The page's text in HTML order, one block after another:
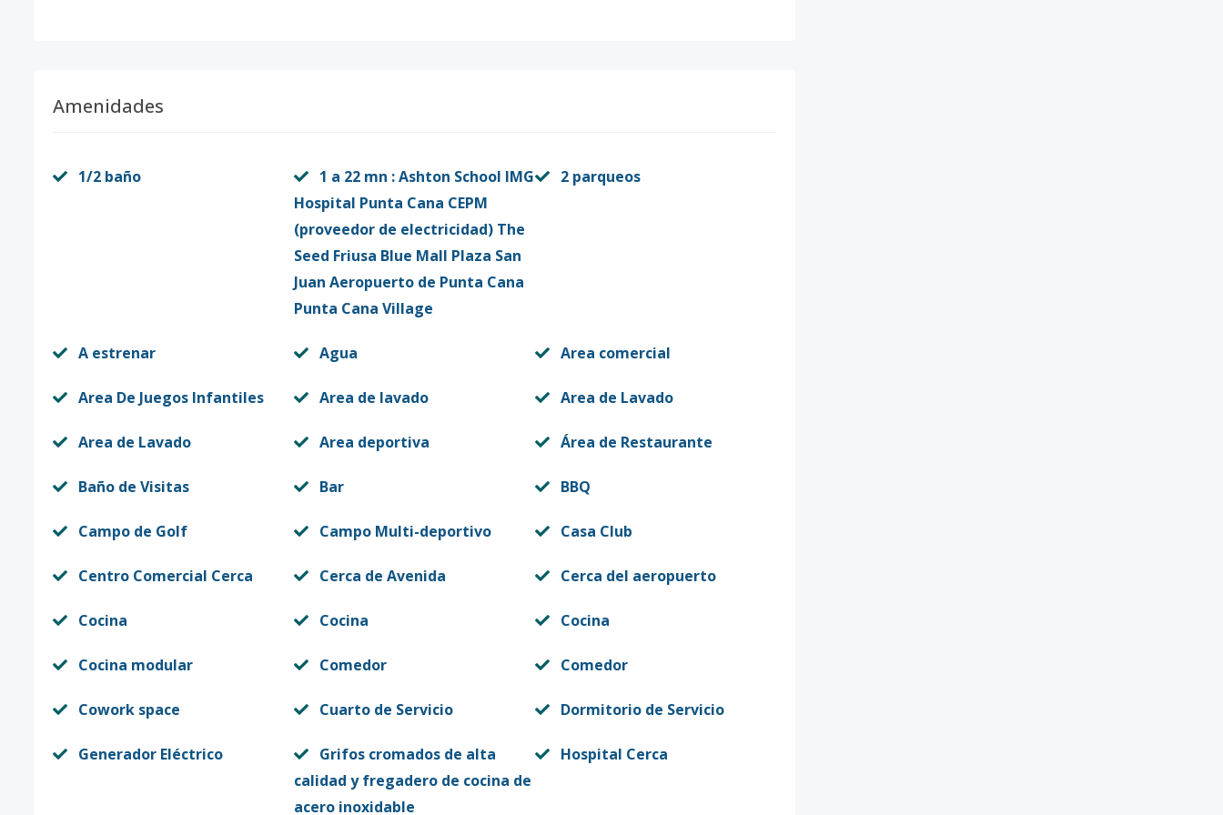
Amenidades
1/2 baño
1 a 22 mn : Ashton School IMG
Hospital Punta Cana CEPM
(proveedor de electricidad) The
Seed Friusa Blue Mall Plaza San
Juan Aeropuerto de Punta Cana
Punta Cana Village
2 parqueos
A estrenar Agua Area comercial
Area De Juegos Infantiles Area de lavado Area de Lavado
Area de Lavado Area deportiva Área de Restaurante
Baño de Visitas Bar BBQ
Campo de Golf Campo Multi-deportivo Casa Club
Centro Comercial Cerca Cerca de Avenida Cerca del aeropuerto
Cocina Cocina Cocina
Cocina modular Comedor Comedor
Cowork space Cuarto de Servicio Dormitorio de Servicio
Generador Eléctrico
Grifos cromados de alta
calidad y fregadero de cocina de
acero inoxidable
Hospital Cerca